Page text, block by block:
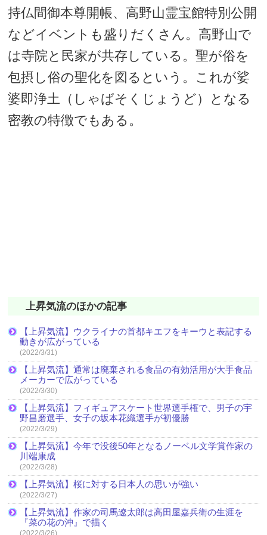
持仏間御本尊開帳、高野山霊宝館特別公開
などイベントも盛りだくさん。高野山で
は寺院と民家が共存している。聖が俗を
包摂し俗の聖化を図るという。これが娑
婆即浄土（しゃばそくじょうど）となる
密教の特徴でもある。
上昇気流のほかの記事
【上昇気流】ウクライナの首都キエフをキーウと表記する
動きが広がっている
(2022/3/31)
【上昇気流】通常は廃棄される食品の有効活用が大手食品
メーカーで広がっている
(2022/3/30)
【上昇気流】フィギュアスケート世界選手権で、男子の宇
野昌磨選手、女子の坂本花織選手が初優勝
(2022/3/29)
【上昇気流】今年で没後50年となるノーベル文学賞作家の
川端康成
(2022/3/28)
【上昇気流】桜に対する日本人の思いが強い
(2022/3/27)
【上昇気流】作家の司馬遼太郎は高田屋嘉兵衛の生涯を
『菜の花の沖』で描く
(2022/3/26)